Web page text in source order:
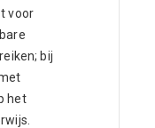
voor
bij
het